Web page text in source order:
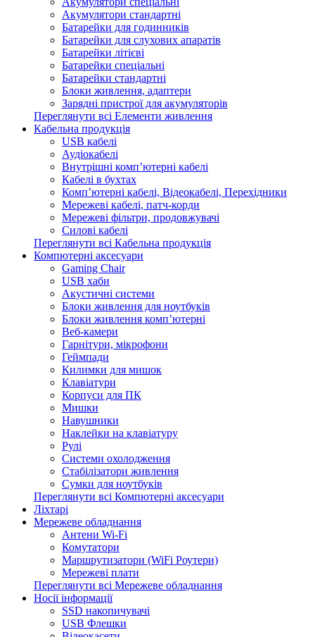
Акумулятори стандартні
Батарейки для годинників
Батарейки для слухових апаратів
Батарейки літієві
Батарейки спеціальні
Батарейки стандартні
Блоки живлення, адаптери
Зарядні пристрої для акумуляторів
Переглянути всі Елементи живлення
Кабельна продукція
USB кабелі
Аудіокабелі
Внутрішні комп’ютерні кабелі
Кабелі в бухтах
Комп’ютерні кабелі, Відеокабелі, Перехідники
Мережеві кабелі, патч-корди
Мережеві фільтри, продовжувачі
Силові кабелі
Переглянути всі Кабельна продукція
Компютерні аксесуари
Gaming Chair
USB хаби
Акустичні системи
Блоки живлення для ноутбуків
Блоки живлення комп’ютерні
Веб-камери
Гарнітури, мікрофони
Геймпади
Килимки для мишок
Клавіатури
Корпуси для ПК
Мишки
Навушники
Наклейки на клавіатуру
Рулі
Системи охолодження
Стабілізатори живлення
Сумки для ноутбуків
Переглянути всі Компютерні аксесуари
Ліхтарі
Мережеве обладнання
Антени Wi-Fi
Комутатори
Маршрутизатори (WiFi Роутери)
Мережеві плати
Переглянути всі Мережеве обладнання
Носії інформації
SSD накопичувачі
USB Флешки